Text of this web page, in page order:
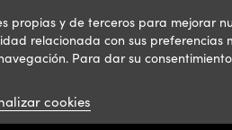
propias y de terceros para mejorar
relacionada con sus preferencias
Para dar su
cookies